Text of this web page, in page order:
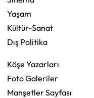
Yaşam
Kültür-Sanat
Dış Politika
Köşe Yazarları
Foto Galeriler
Manşetler Sayfası